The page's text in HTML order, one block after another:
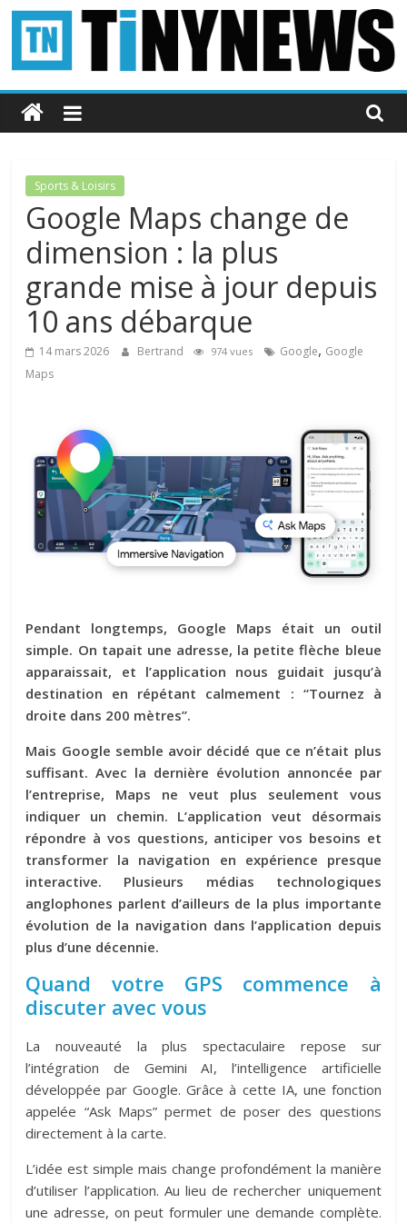
Passer
contenu
Tinynews
Le
belge
connecté
Sports & Loisirs
Google Maps change de
dimension : la plus
grande mise à jour depuis
10 ans débarque
14 mars 2026 Bertrand 974 vues Google, Google
Maps
Pendant longtemps, Google Maps était un outil
simple. On tapait une adresse, la petite flèche bleue
apparaissait, et l’application nous guidait jusqu’à
destination en répétant calmement : “Tournez à
droite dans 200 mètres”.
Mais Google semble avoir décidé que ce n’était plus
suffisant. Avec la dernière évolution annoncée par
l’entreprise, Maps ne veut plus seulement vous
indiquer un chemin. L’application veut désormais
répondre à vos questions, anticiper vos besoins et
transformer la navigation en expérience presque
interactive. Plusieurs médias technologiques
anglophones parlent d’ailleurs de la plus importante
évolution de la navigation dans l’application depuis
plus d’une décennie.
Quand votre GPS commence à
discuter avec vous
La nouveauté la plus spectaculaire repose sur
l’intégration de Gemini AI, l’intelligence artificielle
développée parGoogle. Grâce à cette IA, une fonction
appelée “Ask Maps” permet de poser des questions
directement à la carte.
L’idée est simple mais change profondément la manière
d’utiliser l’application. Au lieu de rechercher uniquement
une adresse, on peut formuler une demande complète.